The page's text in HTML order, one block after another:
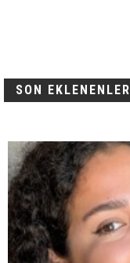
SON EKLENENLER